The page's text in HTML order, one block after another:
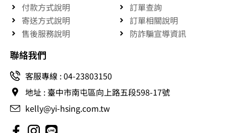
付款方式說明
寄送方式說明
售後服務說明
訂單查詢
訂單相關說明
防詐騙宣導資訊
聯絡我們
客服專線 : 04-23803150
地址 : 臺中市南屯區向上路五段598-17號
kelly@yi-hsing.com.tw